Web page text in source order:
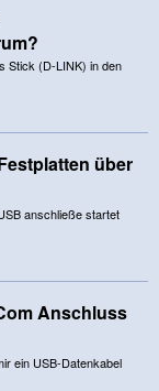
Stick (D-LINK) in den
über
anschließe startet
Anschluss
ein USB-Datenkabel